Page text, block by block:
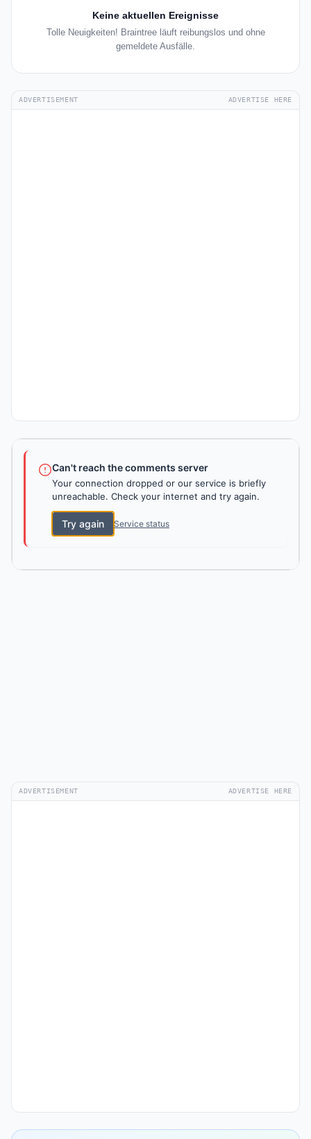
Keine aktuellen Ereignisse
Tolle Neuigkeiten! Braintree läuft reibungslos und ohne
gemeldete Ausfälle.
ADVERTISEMENT ADVERTISE HERE
Can't reach the comments server
Your connection dropped or our service is briefly
unreachable. Check your internet and try again.
Try again Service status
ADVERTISEMENT ADVERTISE HERE